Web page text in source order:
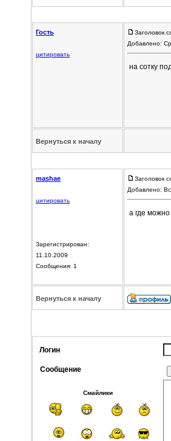
Гость
цитировать
Заголовок
Добавлено:
на сотку
Вернуться к началу
mashae
цитировать
Зарегистрирован:
11.10.2009
Сообщения: 1
Заголовок
Добавлено:
а где
Вернуться к началу
Логин
Сообщение
Смайлики